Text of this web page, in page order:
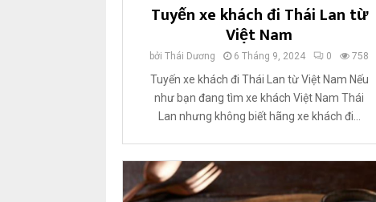
Tuyến xe khách đi Thái Lan từ
Việt Nam
bởi Thái Dương 6 Tháng 9, 2024 0 758
Tuyến xe khách đi Thái Lan từ Việt Nam Nếu
như bạn đang tìm xe khách Việt Nam Thái
Lan nhưng không biết hãng xe khách đi...